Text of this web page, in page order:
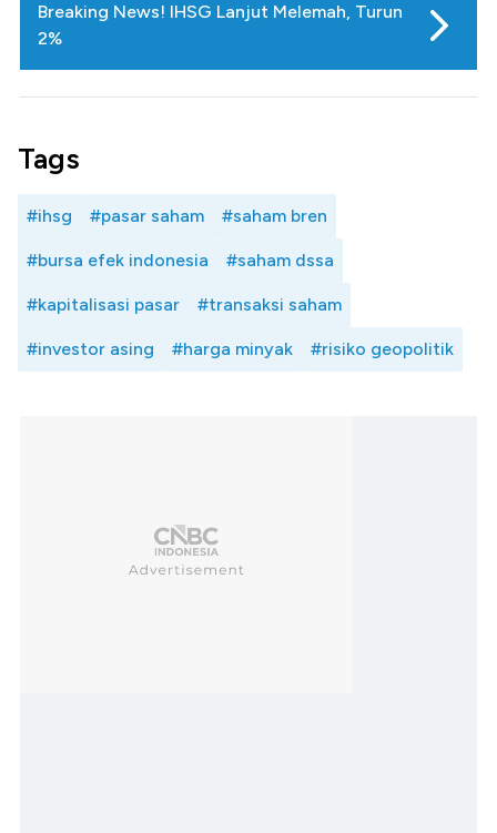
Breaking News! IHSG Lanjut Melemah, Turun
2%
Tags
#ihsg #pasar saham #saham bren
#bursa efek indonesia #saham dssa
#kapitalisasi pasar #transaksi saham
#investor asing #harga minyak #risiko geopolitik